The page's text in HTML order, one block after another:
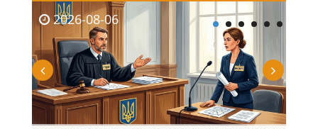
2026-08-06